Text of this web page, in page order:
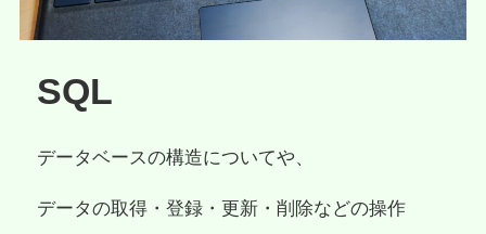
SQL
データベースの構造についてや、
データの取得・登録・更新・削除などの操作